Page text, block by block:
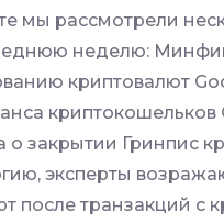
мы рассмотрели
неделю:
криптовалют
о закрытии Гринпис
эксперты
после транзакций с